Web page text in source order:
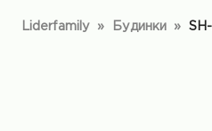
Liderfamily » Будинки »